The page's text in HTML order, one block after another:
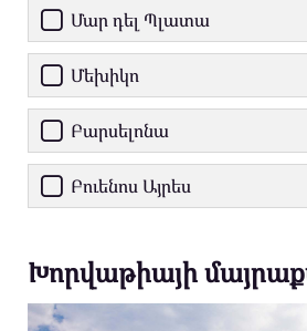
Մար դել Պլատա
Մեխիկո
Բարսելոնա
Բուենոս Այրես
Խորվաթիայի